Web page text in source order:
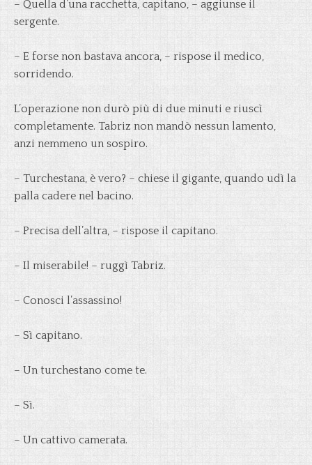
– Quella d’una racchetta, capitano, – aggiunse il
sergente.
– E forse non bastava ancora, – rispose il medico,
sorridendo.
L’operazione non durò più di due minuti e riuscì
completamente. Tabriz non mandò nessun lamento,
anzi nemmeno un sospiro.
– Turchestana, è vero? – chiese il gigante, quando udì la
palla cadere nel bacino.
– Precisa dell’altra, – rispose il capitano.
– Il miserabile! – ruggì Tabriz.
– Conosci l’assassino!
– Sì capitano.
– Un turchestano come te.
– Sì.
– Un cattivo camerata.